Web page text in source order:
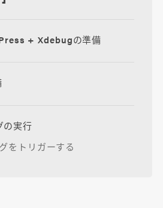
+ Xdebugの準備
の実行
をトリガーする